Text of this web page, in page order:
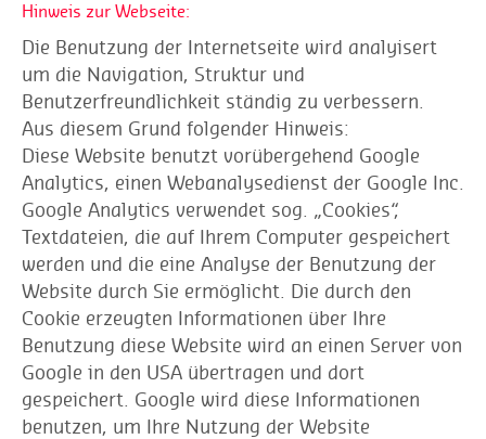
Hinweis zur Webseite:
Die Benutzung der Internetseite wird analyisert
um die Navigation, Struktur und
Benutzerfreundlichkeit ständig zu verbessern.
Aus diesem Grund folgender Hinweis:
Diese Website benutzt vorübergehend Google
Analytics, einen Webanalysedienst der Google Inc.
Google Analytics verwendet sog. „Cookies“,
Textdateien, die auf Ihrem Computer gespeichert
werden und die eine Analyse der Benutzung der
Website durch Sie ermöglicht. Die durch den
Cookie erzeugten Informationen über Ihre
Benutzung diese Website wird an einen Server von
Google in den USA übertragen und dort
gespeichert. Google wird diese Informationen
benutzen, um Ihre Nutzung der Website